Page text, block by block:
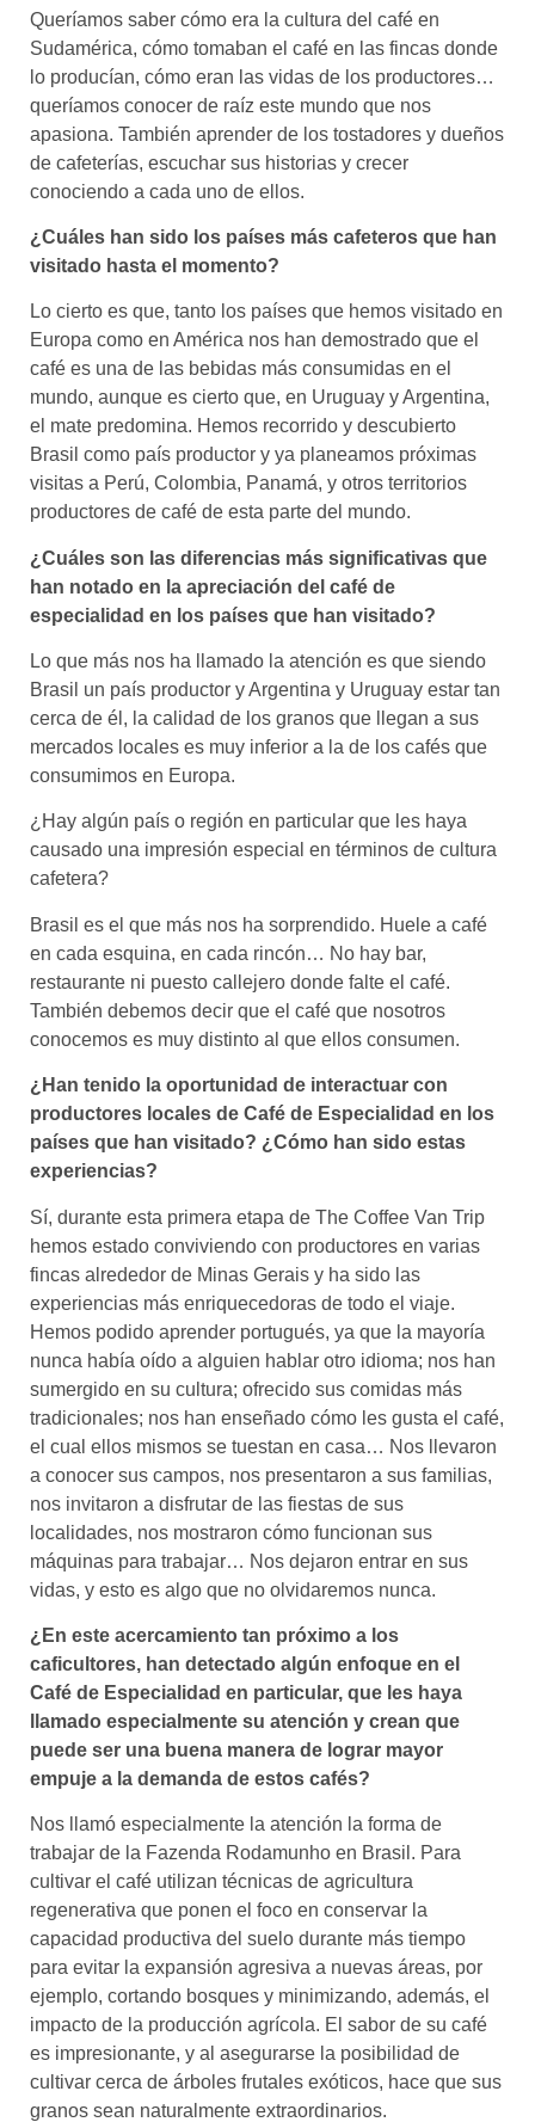
Queríamos saber cómo era la cultura del café en
Sudamérica, cómo tomaban el café en las fincas donde
lo producían, cómo eran las vidas de los productores…
queríamos conocer de raíz este mundo que nos
apasiona. También aprender de los tostadores y dueños
de cafeterías, escuchar sus historias y crecer
conociendo a cada uno de ellos.
¿Cuáles han sido los países más cafeteros que han
visitado hasta el momento?
Lo cierto es que, tanto los países que hemos visitado en
Europa como en América nos han demostrado que el
café es una de las bebidas más consumidas en el
mundo, aunque es cierto que, en Uruguay y Argentina,
el mate predomina. Hemos recorrido y descubierto
Brasil como país productor y ya planeamos próximas
visitas a Perú, Colombia, Panamá, y otros territorios
productores de café de esta parte del mundo.
¿Cuáles son las diferencias más significativas que
han notado en la apreciación del café de
especialidad en los países que han visitado?
Lo que más nos ha llamado la atención es que siendo
Brasil un país productor y Argentina y Uruguay estar tan
cerca de él, la calidad de los granos que llegan a sus
mercados locales es muy inferior a la de los cafés que
consumimos en Europa.
¿Hay algún país o región en particular que les haya
causado una impresión especial en términos de cultura
cafetera?
Brasil es el que más nos ha sorprendido. Huele a café
en cada esquina, en cada rincón… No hay bar,
restaurante ni puesto callejero donde falte el café.
También debemos decir que el café que nosotros
conocemos es muy distinto al que ellos consumen.
¿Han tenido la oportunidad de interactuar con
productores locales de Café de Especialidad en los
países que han visitado? ¿Cómo han sido estas
experiencias?
Sí, durante esta primera etapa de The Coffee Van Trip
hemos estado conviviendo con productores en varias
fincas alrededor de Minas Gerais y ha sido las
experiencias más enriquecedoras de todo el viaje.
Hemos podido aprender portugués, ya que la mayoría
nunca había oído a alguien hablar otro idioma; nos han
sumergido en su cultura; ofrecido sus comidas más
tradicionales; nos han enseñado cómo les gusta el café,
el cual ellos mismos se tuestan en casa… Nos llevaron
a conocer sus campos, nos presentaron a sus familias,
nos invitaron a disfrutar de las fiestas de sus
localidades, nos mostraron cómo funcionan sus
máquinas para trabajar… Nos dejaron entrar en sus
vidas, y esto es algo que no olvidaremos nunca.
¿En este acercamiento tan próximo a los
caficultores, han detectado algún enfoque en el
Café de Especialidad en particular, que les haya
llamado especialmente su atención y crean que
puede ser una buena manera de lograr mayor
empuje a la demanda de estos cafés?
Nos llamó especialmente la atención la forma de
trabajar de la Fazenda Rodamunho en Brasil. Para
cultivar el café utilizan técnicas de agricultura
regenerativa que ponen el foco en conservar la
capacidad productiva del suelo durante más tiempo
para evitar la expansión agresiva a nuevas áreas, por
ejemplo, cortando bosques y minimizando, además, el
impacto de la producción agrícola. El sabor de su café
es impresionante, y al asegurarse la posibilidad de
cultivar cerca de árboles frutales exóticos, hace que sus
granos sean naturalmente extraordinarios.